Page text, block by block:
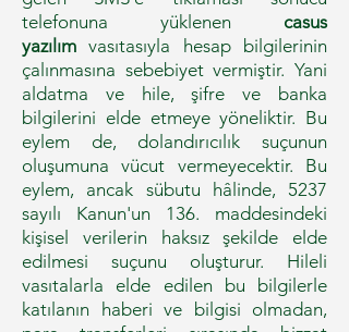
telefonuna yüklenen casus
yazılım vasıtasıyla hesap bilgilerinin
çalınmasına sebebiyet vermiştir. Yani
aldatma ve hile, şifre ve banka
bilgilerini elde etmeye yöneliktir. Bu
eylem de, dolandırıcılık suçunun
oluşumuna vücut vermeyecektir. Bu
eylem, ancak sübutu hâlinde, 5237
sayılı Kanun'un 136. maddesindeki
kişisel verilerin haksız şekilde elde
edilmesi suçunu oluşturur. Hileli
vasıtalarla elde edilen bu bilgilerle
katılanın haberi ve bilgisi olmadan,